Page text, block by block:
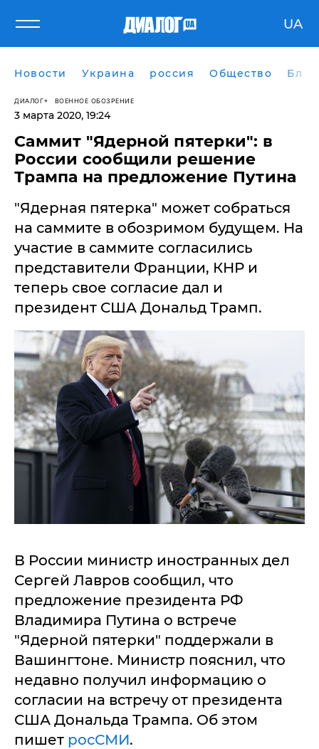
UA
Новости Украина россия Общество
ДИАЛОГ ВОЕННОЕ ОБОЗРЕНИЕ
3 марта 2020, 19:24
Саммит "Ядерной пятерки": в
России сообщили решение
Трампа на предложение Путина
"Ядерная пятерка" может собраться
на саммите в обозримом будущем. На
участие в саммите согласились
представители Франции, КНР и
теперь свое согласие дал и
президент США Дональд Трамп.
В России министр иностранных дел
Сергей Лавров сообщил, что
предложение президента РФ
Владимира Путина о встрече
"Ядерной пятерки" поддержали в
Вашингтоне. Министр пояснил, что
недавно получил информацию о
согласии на встречу от президента
США Дональда Трампа. Об этом
пишет росСМИ.